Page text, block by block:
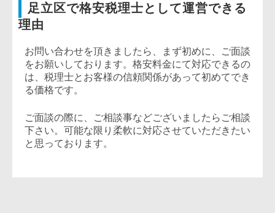
足立区で格安税理士として運営できる
理由
お問い合わせを頂きましたら、まず初めに、ご面談
をお願いしております。格安料金にて対応できるの
は、税理士とお客様の信頼関係があって初めてでき
る価格です。
ご面談の際に、ご相談事などございましたらご相談
下さい。可能な限り柔軟に対応させていただきたい
と思っております。